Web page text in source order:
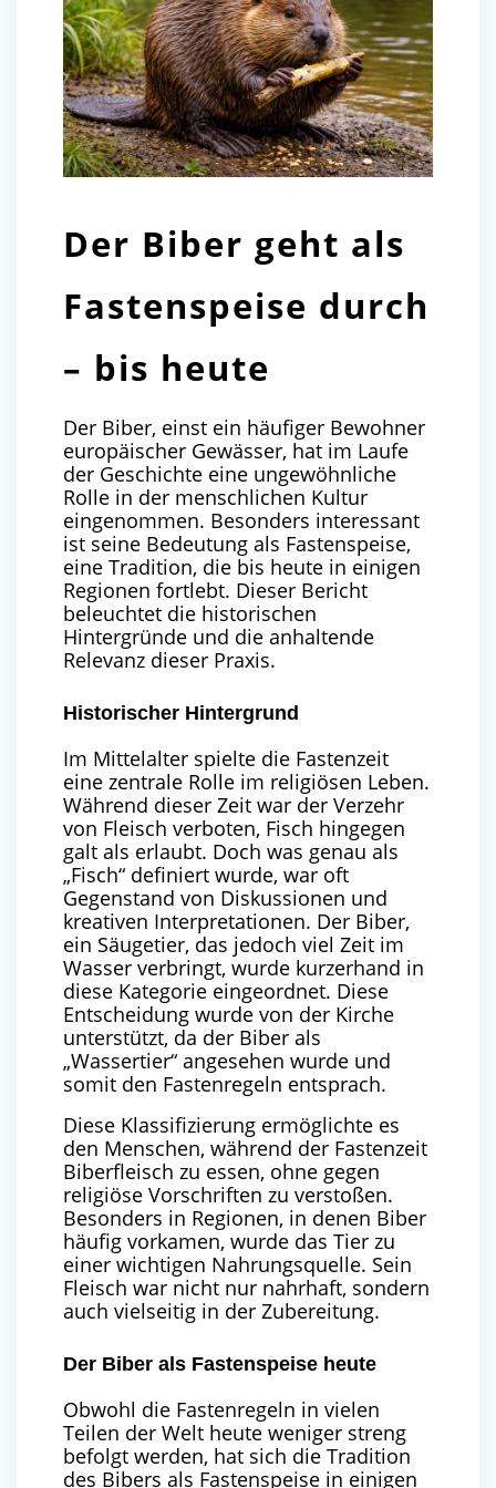
Der Biber geht als
Fastenspeise durch
– bis heute
Der Biber, einst ein häufiger Bewohner
europäischer Gewässer, hat im Laufe
der Geschichte eine ungewöhnliche
Rolle in der menschlichen Kultur
eingenommen. Besonders interessant
ist seine Bedeutung als Fastenspeise,
eine Tradition, die bis heute in einigen
Regionen fortlebt. Dieser Bericht
beleuchtet die historischen
Hintergründe und die anhaltende
Relevanz dieser Praxis.
Historischer Hintergrund
Im Mittelalter spielte die Fastenzeit
eine zentrale Rolle im religiösen Leben.
Während dieser Zeit war der Verzehr
von Fleisch verboten, Fisch hingegen
galt als erlaubt. Doch was genau als
„Fisch“ definiert wurde, war oft
Gegenstand von Diskussionen und
kreativen Interpretationen. Der Biber,
ein Säugetier, das jedoch viel Zeit im
Wasser verbringt, wurde kurzerhand in
diese Kategorie eingeordnet. Diese
Entscheidung wurde von der Kirche
unterstützt, da der Biber als
„Wassertier“ angesehen wurde und
somit den Fastenregeln entsprach.
Diese Klassifizierung ermöglichte es
den Menschen, während der Fastenzeit
Biberfleisch zu essen, ohne gegen
religiöse Vorschriften zu verstoßen.
Besonders in Regionen, in denen Biber
häufig vorkamen, wurde das Tier zu
einer wichtigen Nahrungsquelle. Sein
Fleisch war nicht nur nahrhaft, sondern
auch vielseitig in der Zubereitung.
Der Biber als Fastenspeise heute
Obwohl die Fastenregeln in vielen
Teilen der Welt heute weniger streng
befolgt werden, hat sich die Tradition
des Bibers als Fastenspeise in einigen